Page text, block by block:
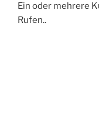
Ein oder mehrere
Rufen..